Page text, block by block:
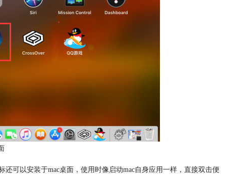
还可以安装于mac桌面，使用时像启动mac自身应用一样，直接双击便